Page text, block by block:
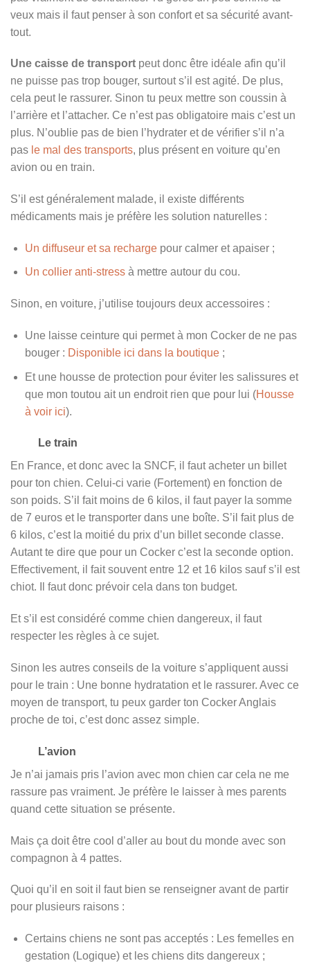
veux mais il faut penser à son confort et sa sécurité avant-
tout.
Une caisse de transport peut donc être idéale afin qu’il
ne puisse pas trop bouger, surtout s’il est agité. De plus,
cela peut le rassurer. Sinon tu peux mettre son coussin à
l’arrière et l’attacher. Ce n’est pas obligatoire mais c’est un
plus. N’oublie pas de bien l’hydrater et de vérifier s’il n’a
pas le mal des transports, plus présent en voiture qu’en
avion ou en train.
S’il est généralement malade, il existe différents
médicaments mais je préfère les solution naturelles :
Un diffuseur et sa rechargepour calmer et apaiser ;
Un collier anti-stressà mettre autour du cou.
Sinon, en voiture, j’utilise toujours deux accessoires :
Une laisse ceinture qui permet à mon Cocker de ne pas
bouger : Disponible ici dans la boutique;
Et une housse de protection pour éviter les salissures et
que mon toutou ait un endroit rien que pour lui (Housse
à voir ici).
Le train
En France, et donc avec la SNCF, il faut acheter un billet
pour ton chien. Celui-ci varie (Fortement) en fonction de
son poids. S’il fait moins de 6 kilos, il faut payer la somme
de 7 euros et le transporter dans une boîte. S’il fait plus de
6 kilos, c’est la moitié du prix d’un billet seconde classe.
Autant te dire que pour un Cocker c’est la seconde option.
Effectivement, il fait souvent entre 12 et 16 kilos sauf s’il est
chiot. Il faut donc prévoir cela dans ton budget.
Et s’il est considéré comme chien dangereux, il faut
respecter les règles à ce sujet.
Sinon les autres conseils de la voiture s’appliquent aussi
pour le train : Une bonne hydratation et le rassurer. Avec ce
moyen de transport, tu peux garder ton Cocker Anglais
proche de toi, c’est donc assez simple.
L’avion
Je n’ai jamais pris l’avion avec mon chien car cela ne me
rassure pas vraiment. Je préfère le laisser à mes parents
quand cette situation se présente.
Mais ça doit être cool d’aller au bout du monde avec son
compagnon à 4 pattes.
Quoi qu’il en soit il faut bien se renseigner avant de partir
pour plusieurs raisons :
Certains chiens ne sont pas acceptés : Les femelles en
gestation (Logique) et les chiens dits dangereux ;